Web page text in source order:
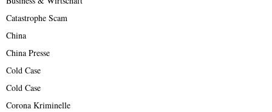
Catastrophe Scam
China
China Presse
Cold Case
Cold Case
Corona Kriminelle